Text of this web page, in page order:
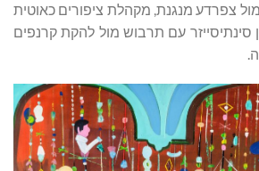
צפרדע מנגנת, מקהלת ציפורים כאוטית
סינתיסייזר עם תרבוש מול להקת קרנפים